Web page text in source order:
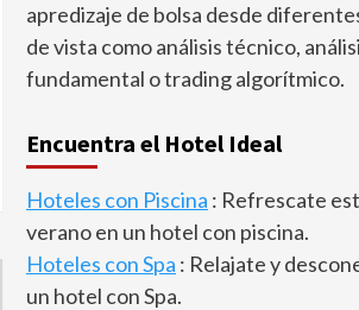
apredizaje de bolsa desde
de vista como análisis técnico,
fundamental o trading algorítmico.
Encuentra el Hotel Ideal
Hoteles con Piscina : Refrescate
verano en un hotel con piscina.
Hoteles con Spa : Relajate y
un hotel con Spa.